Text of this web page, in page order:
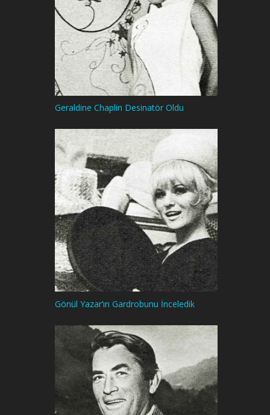
Geraldine Chaplin Desinatör Oldu
Gönül Yazar’ın Gardrobunu İnceledik